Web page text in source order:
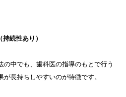
続性あり）
の中でも、歯科医の指導のもとで行う
長持ちしやすいのが特徴です。